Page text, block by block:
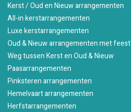
Kerst / Oud en Nieuw arrangementen
All-in kerstarrangementen
Luxe kerstarrangementen
Oud & Nieuw arrangementen met feest
Weg tussen Kerst en Oud & Nieuw
Paasarrangementen
Pinksteren arrangementen
Hemelvaart arrangementen
Herfstarrangementen